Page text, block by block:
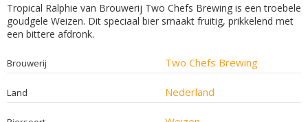
Tropical Ralphie van Brouwerij Two Chefs Brewing is een troebele
goudgele Weizen. Dit speciaal bier smaakt fruitig, prikkelend met
een bittere afdronk.
Brouwerij Two Chefs Brewing
Land Nederland